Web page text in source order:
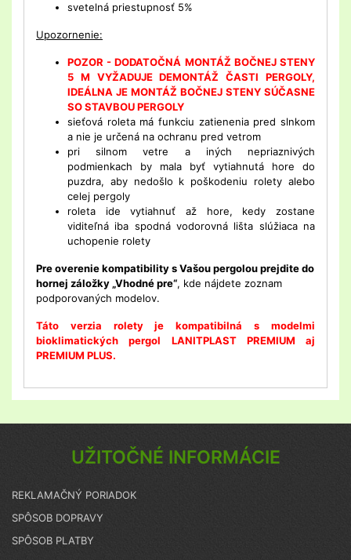
svetelná priestupnosť 5%
Upozornenie:
POZOR - DODATOČNÁ MONTÁŽ BOČNEJ STENY
5 M VYŽADUJE DEMONTÁŽ ČASTI PERGOLY,
IDEÁLNA JE MONTÁŽ BOČNEJ STENY SÚČASNE
SO STAVBOU PERGOLY
sieťová roleta má funkciu zatienenia pred slnkom
a nie je určená na ochranu pred vetrom
pri silnom vetre a iných nepriaznivých
podmienkach by mala byť vytiahnutá hore do
puzdra, aby nedošlo k poškodeniu rolety alebo
celej pergoly
roleta ide vytiahnuť až hore, kedy zostane
viditeľná iba spodná vodorovná lišta slúžiaca na
uchopenie rolety
Pre overenie kompatibility s Vašou pergolou prejdite do
hornej záložky „Vhodné pre“, kde nájdete zoznam
podporovaných modelov.
Táto verzia rolety je kompatibilná s modelmi
bioklimatických pergol LANITPLAST PREMIUM aj
PREMIUM PLUS.
UŽITOČNÉ INFORMÁCIE
REKLAMAČNÝ PORIADOK
SPÔSOB DOPRAVY
SPÔSOB PLATBY